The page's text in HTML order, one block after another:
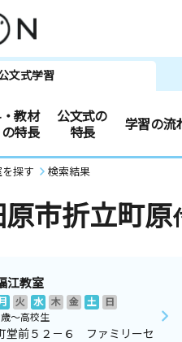
文式学習
教材
特長
公文式の
特長
学習の流
探す 検索結果
市折立町原
江教室
火 水 木 金 土
日
～高校生
堂前５２－６ ファミリーセ